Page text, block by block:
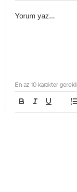
En az 10 karakter gerekli